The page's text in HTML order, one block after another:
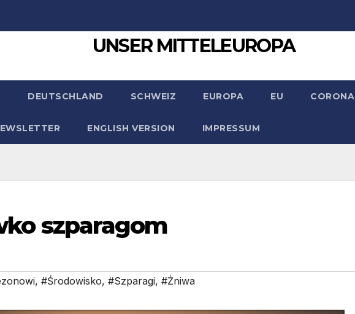
UNSER MITTELEUROPA
DEUTSCHLAND SCHWEIZ EUROPA EU CORONA
ENGLISH VERSION IMPRESSUM
szparagom
, #Środowisko, #Szparagi, #Żniwa